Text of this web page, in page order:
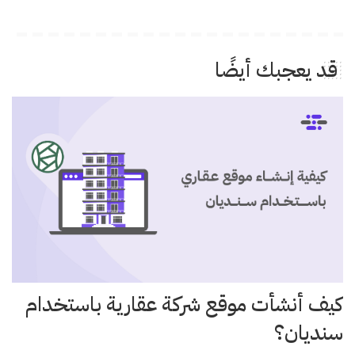
قد يعجبك أيضًا
كيف أنشأت موقع شركة عقارية باستخدام
سنديان؟